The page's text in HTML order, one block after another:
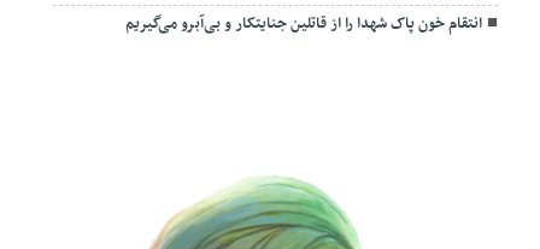
انتقام خون پاک شهدا را از قاتلین جنایتکار و بی‌آبرو می‌گیریم